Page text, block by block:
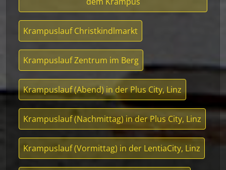
Krampuslauf Christkindlmarkt
Krampuslauf Zentrum im Berg
Krampuslauf (Abend) in der Plus City, Linz
Krampuslauf (Nachmittag) in der Plus City, Linz
Krampuslauf (Vormittag) in der LentiaCity, Linz